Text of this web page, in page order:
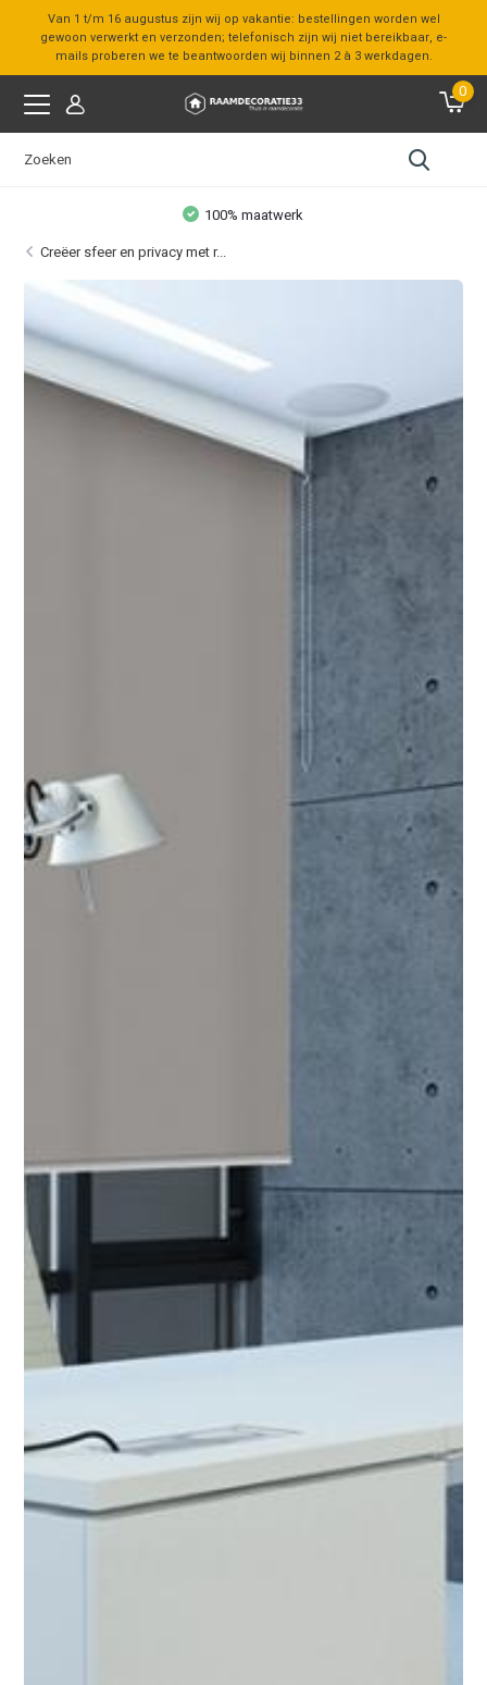
Van 1 t/m 16 augustus zijn wij op vakantie: bestellingen worden wel
gewoon verwerkt en verzonden; telefonisch zijn wij niet bereikbaar, e-
mails proberen we te beantwoorden wij binnen 2 à 3 werkdagen.
0
100% maatwerk
Creëer sfeer en privacy met r...